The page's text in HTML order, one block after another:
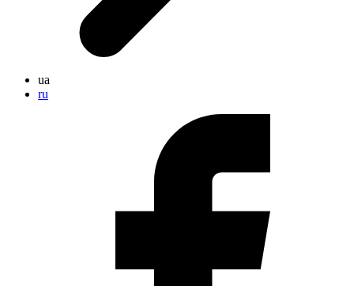
ua
ru